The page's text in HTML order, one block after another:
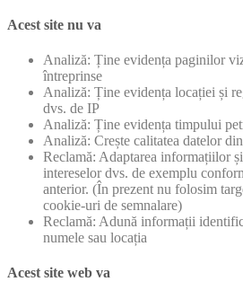
Acest site nu va
Analiză: Ține evidența paginilor
întreprinse
Analiză: Ține evidența locației și
dvs. de IP
Analiză: Ține evidența timpului
Analiză: Crește calitatea datelor
Reclamă: Adaptarea informațiilor
intereselor dvs. de exemplu
anterior. (În prezent nu folosim
cookie-uri de semnalare)
Reclamă: Adună informații
numele sau locația
Acest site web va